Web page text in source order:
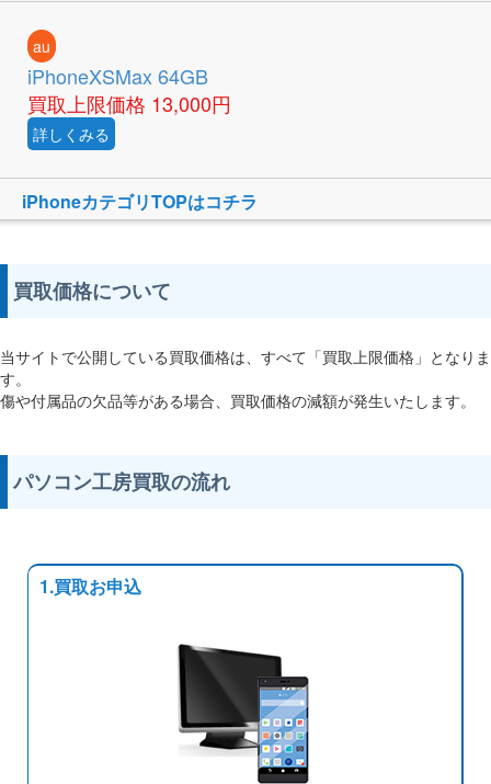
au
iPhoneXSMax 64GB
買取上限価格 13,000円
詳しくみる
iPhoneカテゴリTOPはコチラ
買取価格について
当サイトで公開している買取価格は、すべて「買取上限価格」となりま
す。
傷や付属品の欠品等がある場合、買取価格の減額が発生いたします。
パソコン工房買取の流れ
1.買取お申込